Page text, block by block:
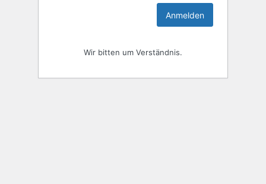
Wir bitten um Verständnis.